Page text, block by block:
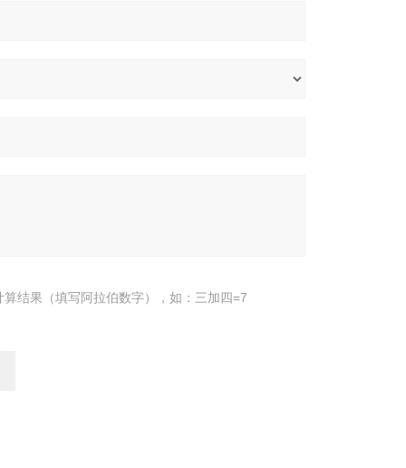
算结果（填写阿拉伯数字），如：三加四=7